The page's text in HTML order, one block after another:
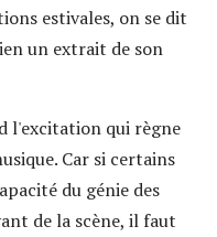
estivales, on se dit
un extrait de son
l'excitation qui règne
Car si certains
du génie des
de la scène, il faut